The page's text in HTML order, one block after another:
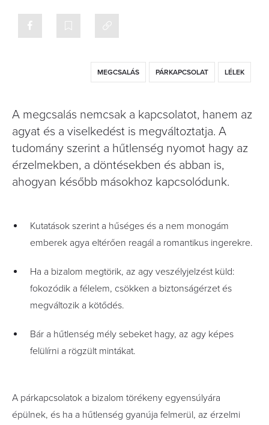
MEGCSALÁS PÁRKAPCSOLAT LÉLEK
A megcsalás nemcsak a kapcsolatot, hanem az
agyat és a viselkedést is megváltoztatja. A
tudomány szerint a hűtlenség nyomot hagy az
érzelmekben, a döntésekben és abban is,
ahogyan később másokhoz kapcsolódunk.
Kutatások szerint a hűséges és a nem monogám
emberek agya eltérően reagál a romantikus ingerekre.
Ha a bizalom megtörik, az agy veszélyjelzést küld:
fokozódik a félelem, csökken a biztonságérzet és
megváltozik a kötődés.
Bár a hűtlenség mély sebeket hagy, az agy képes
felülírni a rögzült mintákat.
A párkapcsolatok a bizalom törékeny egyensúlyára
épülnek, és ha a hűtlenség gyanúja felmerül, az érzelmi